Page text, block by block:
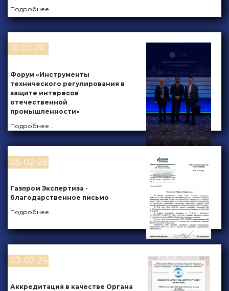
Подробнее...
16-02-26
Форум «Инструменты
технического регулирования в
защите интересов
отечественной
промышленности»
Подробнее...
05-02-26
Газпром Экспертиза -
благодарственное письмо
Подробнее...
03-02-26
Аккредитация в качестве Органа